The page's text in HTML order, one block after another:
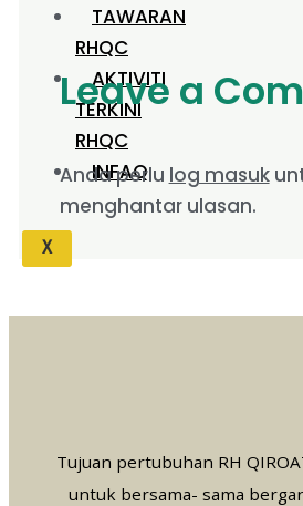
TAWARAN
RHQC
AKTIVITI
TERKINI
RHQC
INFAQ
X
Leave a
Anda perlu log masuk
menghantar ulasan.
Tujuan pertubuhan RH
untuk bersama- sama